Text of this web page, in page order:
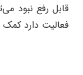
قابل رفع نبود
فعالیت دارد کمک